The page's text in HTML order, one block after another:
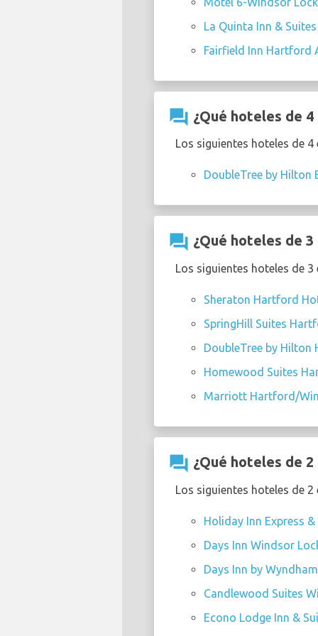
La Quinta Inn &
Fairfield Inn Hartford
question_answer ¿Qué hoteles de
Los siguientes hoteles de
DoubleTree by
question_answer ¿Qué hoteles de
Los siguientes hoteles de
Sheraton Hartford
SpringHill Suites
DoubleTree by
Homewood Suites
Marriott Hartford/
question_answer ¿Qué hoteles de
Los siguientes hoteles de
Holiday Inn Express
Days Inn Windsor
Days Inn by
Candlewood Suites
Econo Lodge Inn &